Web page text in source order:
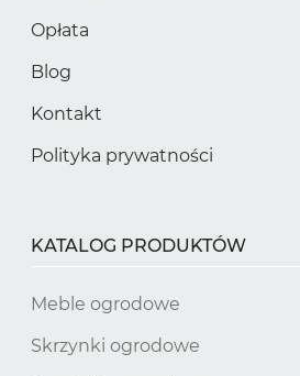
Opłata
Blog
Kontakt
Polityka prywatności
KATALOG PRODUKTÓW
Meble ogrodowe
Skrzynki ogrodowe